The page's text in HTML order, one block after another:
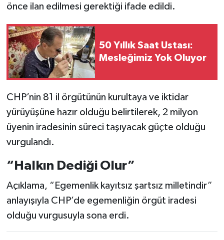
önce ilan edilmesi gerektiği ifade edildi.
50 Yıllık Saat Ustası:
Mesleğimiz Yok Oluyor
CHP’nin 81 il örgütünün kurultaya ve iktidar
yürüyüşüne hazır olduğu belirtilerek, 2 milyon
üyenin iradesinin süreci taşıyacak güçte olduğu
vurgulandı.
“Halkın Dediği Olur”
Açıklama, “Egemenlik kayıtsız şartsız milletindir”
anlayışıyla CHP’de egemenliğin örgüt iradesi
olduğu vurgusuyla sona erdi.